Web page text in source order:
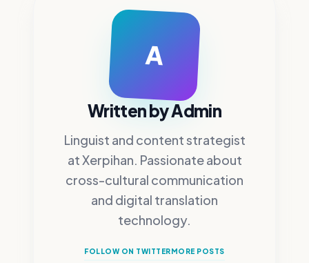
A
Written byAdmin
Linguist and content strategist
at Xerpihan. Passionate about
cross-cultural communication
and digital translation
technology.
FOLLOW ON TWITTER MORE POSTS